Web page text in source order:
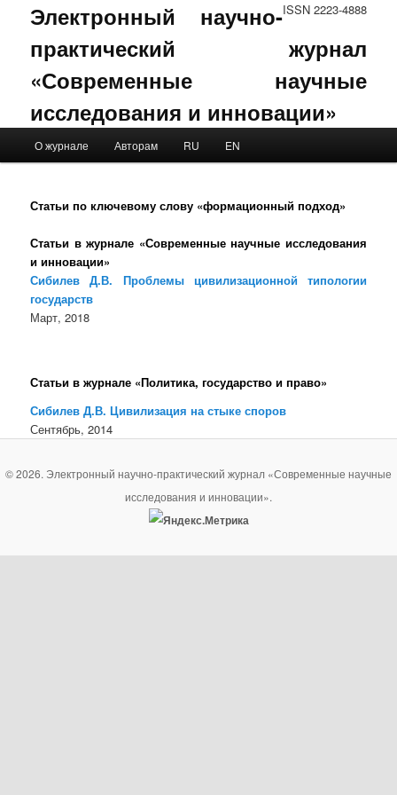
ISSN 2223-4888
Электронный научно-
практический журнал
«Современные научные
исследования и инновации»
Skip to primary content
Skip to secondary content
О журнале Авторам RU EN
Статьи по ключевому слову «формационный подход»
Статьи в журнале «Современные научные исследования
и инновации»
Сибилев Д.В. Проблемы цивилизационной типологии
государств
Март, 2018
Статьи в журнале «Политика, государство и право»
Сибилев Д.В. Цивилизация на стыке споров
Сентябрь, 2014
© 2026. Электронный научно-практический журнал «Современные научные
исследования и инновации».